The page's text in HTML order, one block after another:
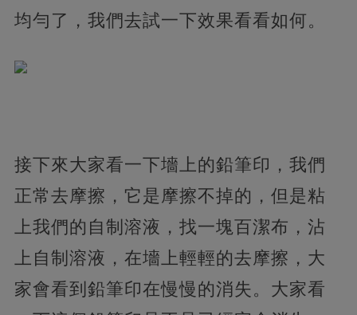
均勻了，我們去試一下效果看看如何。
接下來大家看一下墻上的鉛筆印，我們
正常去摩擦，它是摩擦不掉的，但是粘
上我們的自制溶液，找一塊百潔布，沾
上自制溶液，在墻上輕輕的去摩擦，大
家會看到鉛筆印在慢慢的消失。大家看